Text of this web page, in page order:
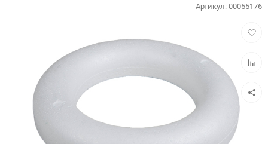
Артикул:00055176